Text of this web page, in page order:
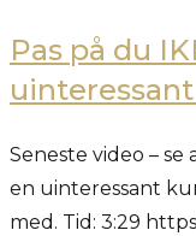
Pas på du
Seneste video –
en uinteressant
med. Tid: 3:29